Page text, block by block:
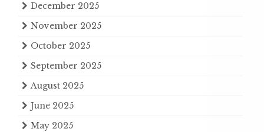
December 2025
November 2025
October 2025
September 2025
August 2025
June 2025
May 2025